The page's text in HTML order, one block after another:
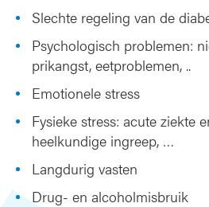
Slechte regeling van de
Psychologisch problemen:
prikangst, eetproblemen, ..
Emotionele stress
Fysieke stress: acute ziekte
heelkundige ingreep, …
Langdurig vasten
Drug- en alcoholmisbruik